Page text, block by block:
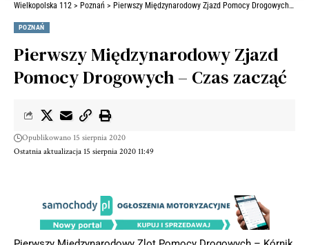
Wielkopolska 112 > Poznań > Pierwszy Międzynarodowy Zjazd Pomocy Drogowych – Czas zacząć
POZNAŃ
Pierwszy Międzynarodowy Zjazd
Pomocy Drogowych – Czas zacząć
Ostatnia aktualizacja 15 sierpnia 2020 11:49
Opublikowano 15 sierpnia 2020